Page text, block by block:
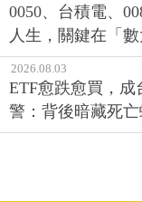
0050、台積電、
人生，關鍵在「數
2026.08.03
ETF愈跌愈買，
警：背後暗藏死